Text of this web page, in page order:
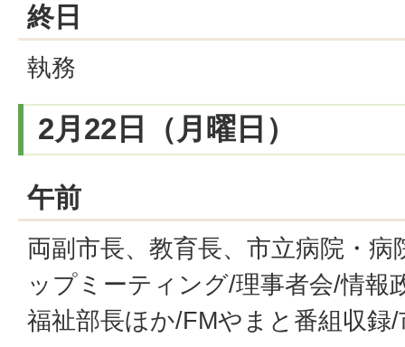
終日
執務
2月22日（月曜日）
午前
両副市長、教育長、市立病院・
ップミーティング/理事者会/情報
福祉部長ほか/FMやまと番組収録